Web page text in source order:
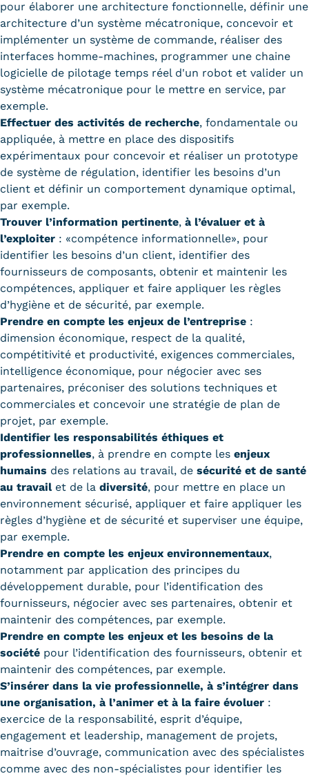
pour élaborer une architecture fonctionnelle, définir une
architecture d’un système mécatronique, concevoir et
implémenter un système de commande, réaliser des
interfaces homme-machines, programmer une chaine
logicielle de pilotage temps réel d'un robot et valider un
système mécatronique pour le mettre en service, par
exemple.
Effectuer des activités de recherche, fondamentale ou
appliquée, à mettre en place des dispositifs
expérimentaux pour concevoir et réaliser un prototype
de système de régulation, identifier les besoins d’un
client et définir un comportement dynamique optimal,
par exemple.
Trouver l’information pertinente, à l’évaluer et à
l’exploiter : «compétence informationnelle», pour
identifier les besoins d’un client, identifier des
fournisseurs de composants, obtenir et maintenir les
compétences, appliquer et faire appliquer les règles
d’hygiène et de sécurité, par exemple.
Prendre en compte les enjeux de l’entreprise :
dimension économique, respect de la qualité,
compétitivité et productivité, exigences commerciales,
intelligence économique, pour négocier avec ses
partenaires, préconiser des solutions techniques et
commerciales et concevoir une stratégie de plan de
projet, par exemple.
Identifier les responsabilités éthiques et
professionnelles, à prendre en compte les enjeux
humains des relations au travail, de sécurité et de santé
au travailet de la diversité, pour mettre en place un
environnement sécurisé, appliquer et faire appliquer les
règles d’hygiène et de sécurité et superviser une équipe,
par exemple.
Prendre en compte les enjeux environnementaux,
notamment par application des principes du
développement durable, pour l’identification des
fournisseurs, négocier avec ses partenaires, obtenir et
maintenir des compétences, par exemple.
Prendre en compte les enjeux et les besoins de la
société pour l’identification des fournisseurs, obtenir et
maintenir des compétences, par exemple.
S’insérer dans la vie professionnelle, à s’intégrer dans
une organisation, à l’animer et à la faire évoluer :
exercice de la responsabilité, esprit d’équipe,
engagement et leadership, management de projets,
maitrise d’ouvrage, communication avec des spécialistes
comme avec des non-spécialistes pour identifier les